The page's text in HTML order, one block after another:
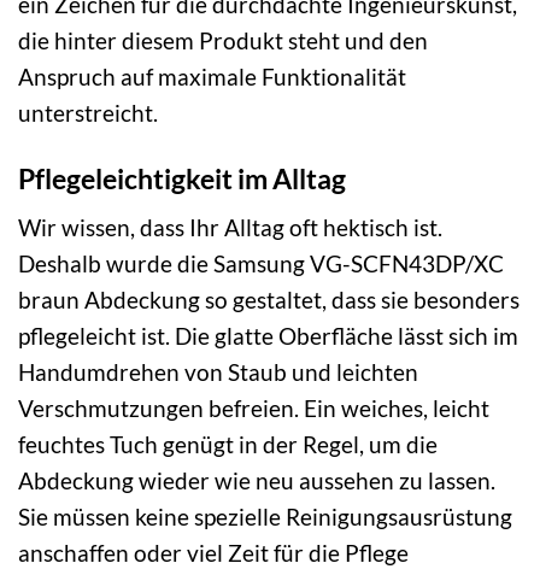
die hinter diesem Produkt steht und den
Anspruch auf maximale Funktionalität
unterstreicht.
Pflegeleichtigkeit im Alltag
Wir wissen, dass Ihr Alltag oft hektisch ist.
Deshalb wurde die Samsung VG-SCFN43DP/XC
braun Abdeckung so gestaltet, dass sie besonders
pflegeleicht ist. Die glatte Oberfläche lässt sich im
Handumdrehen von Staub und leichten
Verschmutzungen befreien. Ein weiches, leicht
feuchtes Tuch genügt in der Regel, um die
Abdeckung wieder wie neu aussehen zu lassen.
Sie müssen keine spezielle Reinigungsausrüstung
anschaffen oder viel Zeit für die Pflege